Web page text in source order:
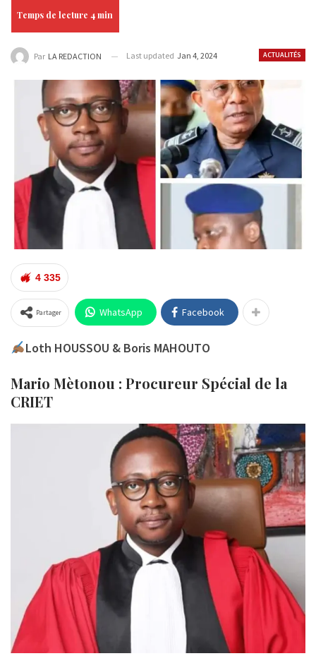
ACTUALITÉS
Par LA REDACTION Last updated Jan 4, 2024
4 335
Partager WhatsApp Facebook
Loth HOUSSOU & Boris MAHOUTO
Mario Mètonou : Procureur Spécial de la
CRIET